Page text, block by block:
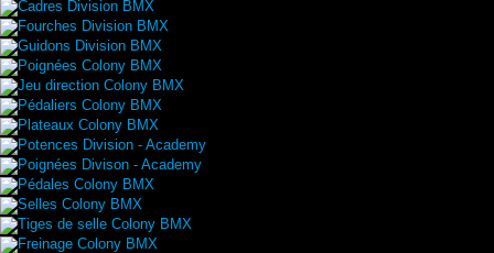
Cadres Division BMX
Fourches Division BMX
Guidons Division BMX
Poignées Colony BMX
Jeu direction Colony BMX
Pédaliers Colony BMX
Plateaux Colony BMX
Potences Division - Academy
Poignées Divison - Academy
Pédales Colony BMX
Selles Colony BMX
Tiges de selle Colony BMX
Freinage Colony BMX